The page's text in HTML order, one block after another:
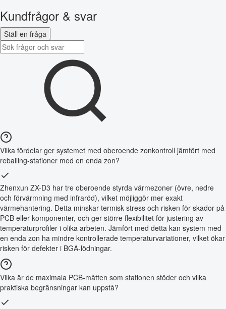
Kundfrågor & svar
Ställ en fråga
Vilka fördelar ger systemet med oberoende zonkontroll jämfört med
reballing-stationer med en enda zon?
Zhenxun ZX-D3 har tre oberoende styrda värmezoner (övre, nedre
och förvärmning med infraröd), vilket möjliggör mer exakt
värmehantering. Detta minskar termisk stress och risken för skador på
PCB eller komponenter, och ger större flexibilitet för justering av
temperaturprofiler i olika arbeten. Jämfört med detta kan system med
en enda zon ha mindre kontrollerade temperaturvariationer, vilket ökar
risken för defekter i BGA-lödningar.
Vilka är de maximala PCB-måtten som stationen stöder och vilka
praktiska begränsningar kan uppstå?